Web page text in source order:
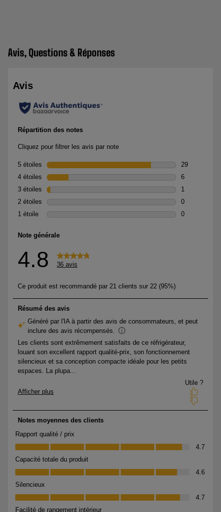
Avis, Questions & Réponses